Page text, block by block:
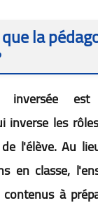
la
inversée
inverse les
l'élève. Au
en classe,
à